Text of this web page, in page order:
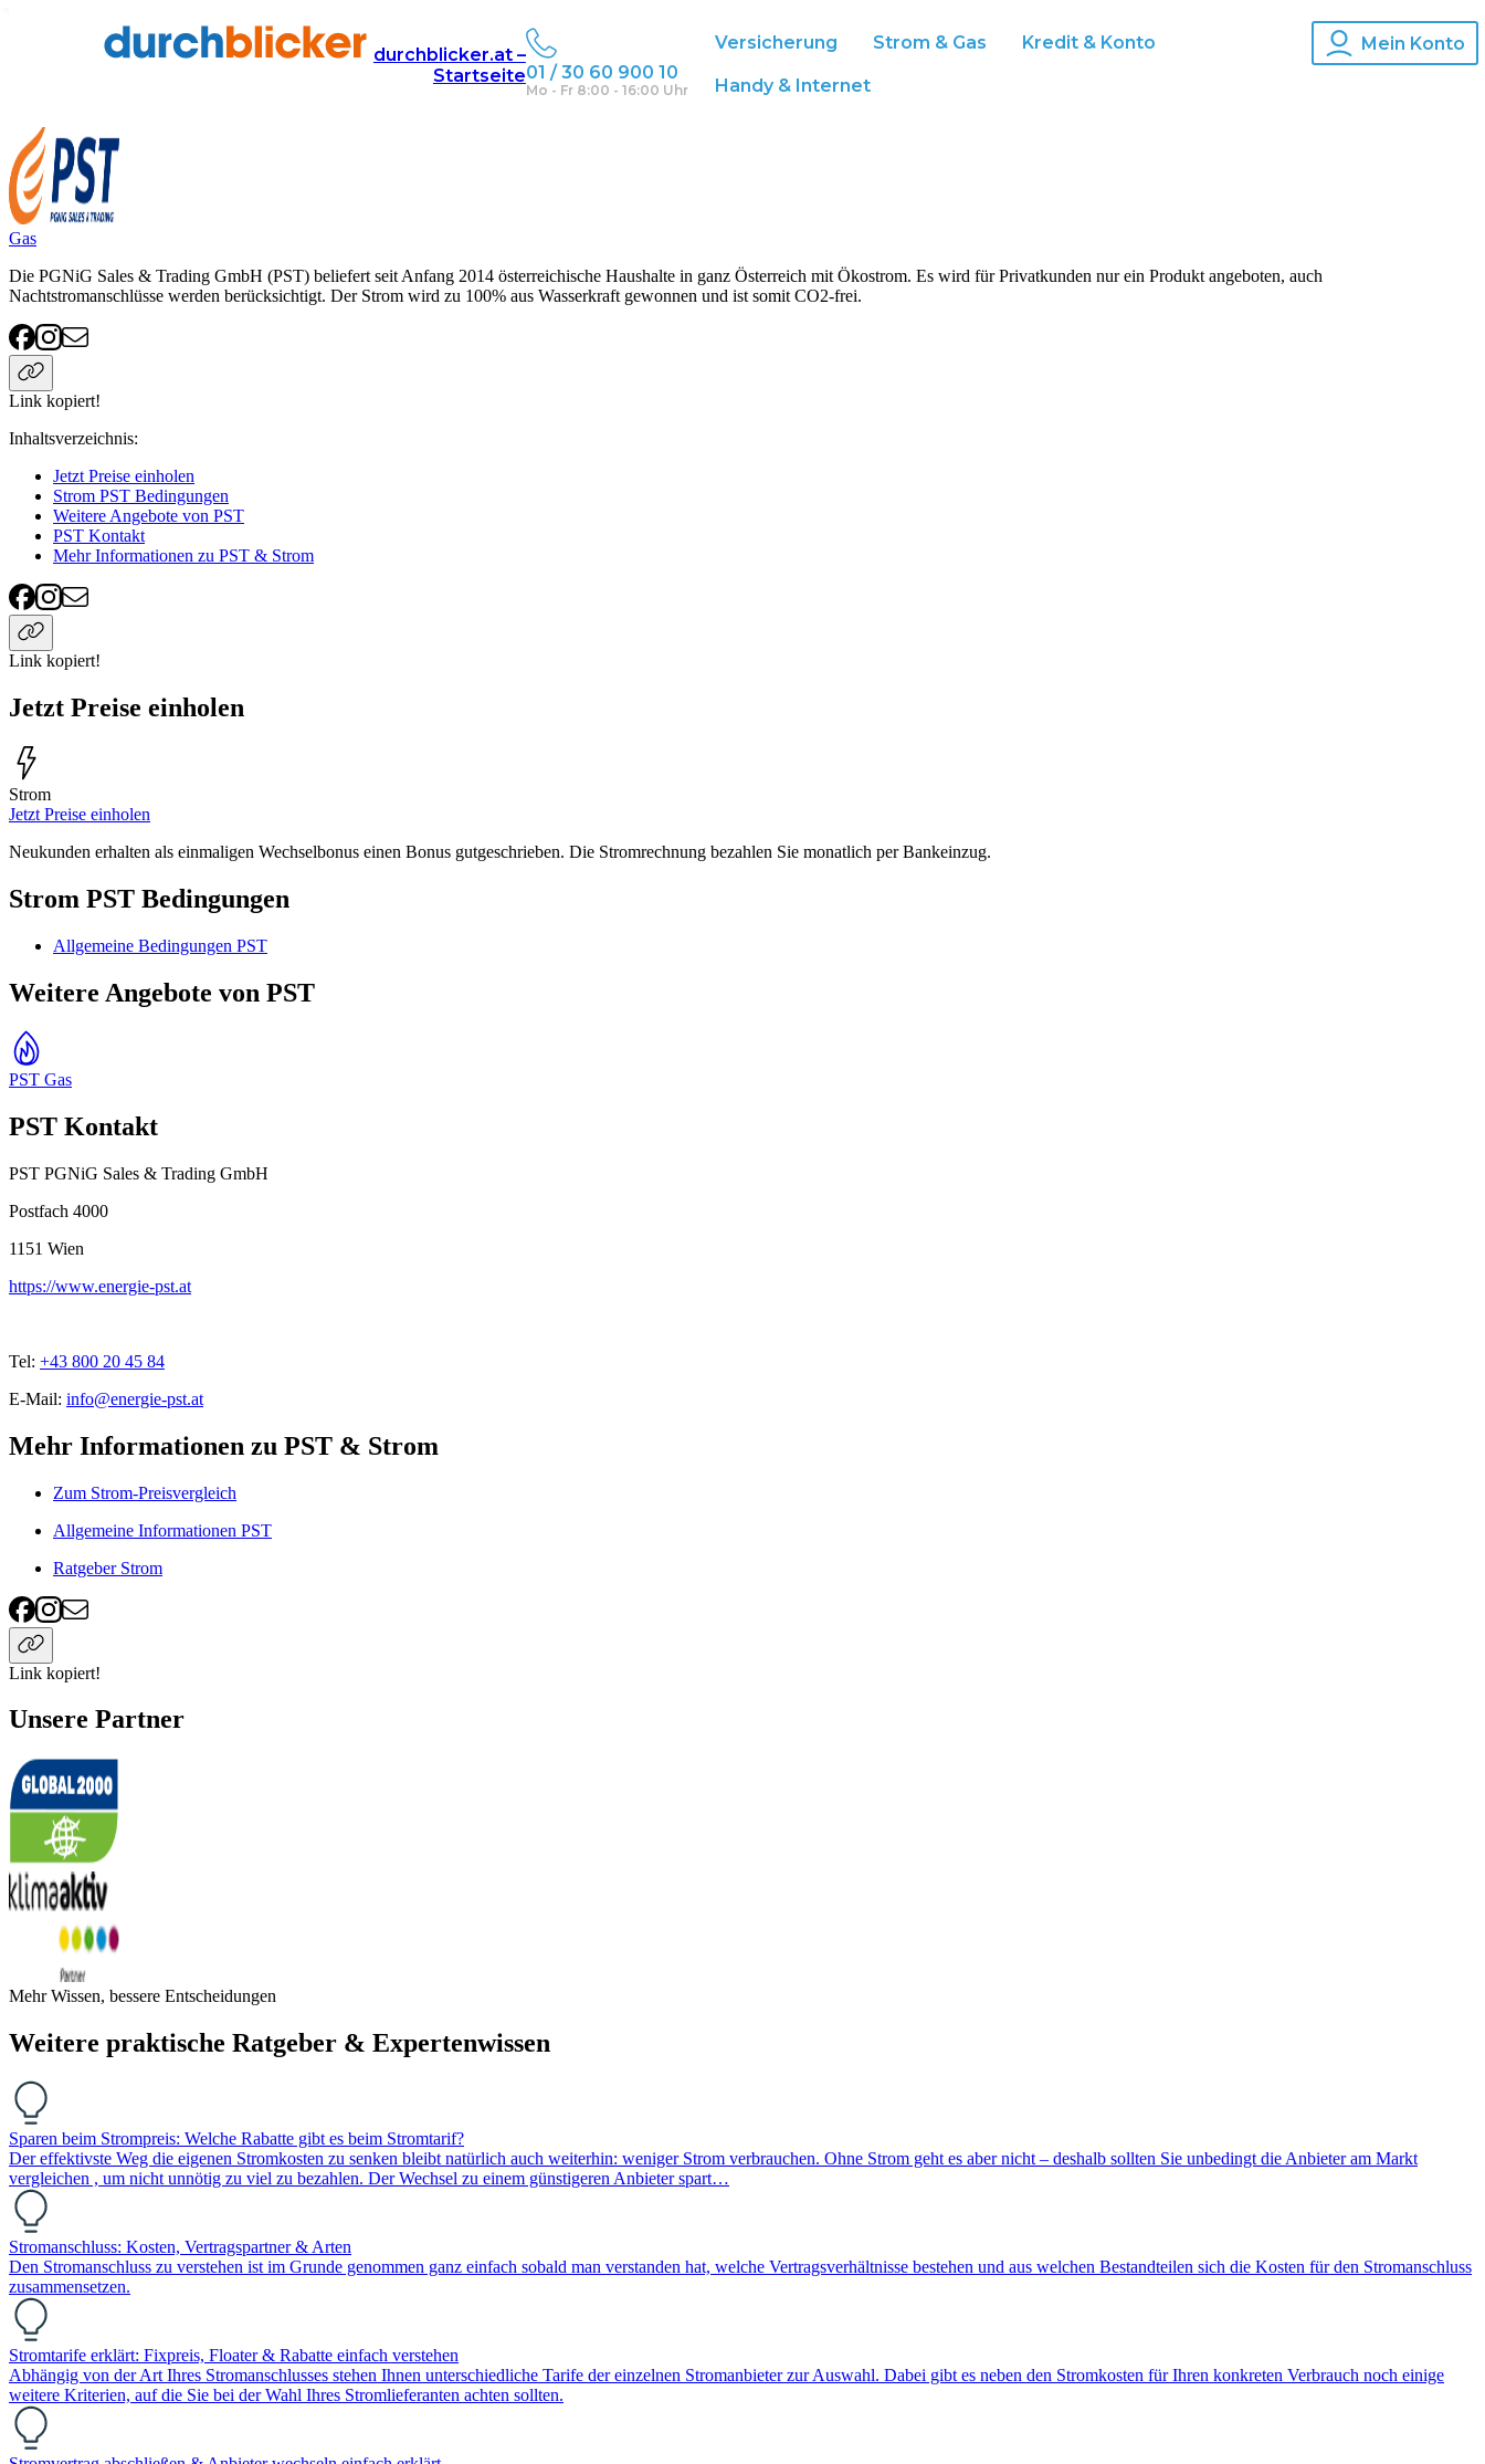
durchblicker.at –
Startseite01 / 30 60 900 10
Mo - Fr 8:00 - 16:00 Uhr
Versicherung Strom & Gas Kredit & Konto
Handy & Internet
Mein Konto
Energie strom PST
Gas
Die PGNiG Sales & Trading GmbH (PST) beliefert seit Anfang 2014 österreichische Haushalte in ganz Österreich mit Ökostrom. Es wird für Privatkunden nur ein Produkt angeboten, auch
Nachtstromanschlüsse werden berücksichtigt. Der Strom wird zu 100% aus Wasserkraft gewonnen und ist somit CO2-frei.
Link kopiert!
Inhaltsverzeichnis:
Jetzt Preise einholen
Strom PST Bedingungen
Weitere Angebote von PST
PST Kontakt
Mehr Informationen zu PST & Strom
Link kopiert!
Jetzt Preise einholen
Strom
Jetzt Preise einholen
Neukunden erhalten als einmaligen Wechselbonus einen Bonus gutgeschrieben. Die Stromrechnung bezahlen Sie monatlich per Bankeinzug.
Strom PST Bedingungen
Allgemeine Bedingungen PST
Weitere Angebote von PST
PST Gas
PST Kontakt
PST PGNiG Sales & Trading GmbH
Postfach 4000
1151 Wien
https://www.energie-pst.at
Tel: +43 800 20 45 84
E-Mail: info@energie-pst.at
Mehr Informationen zu PST & Strom
Zum Strom-Preisvergleich
Allgemeine Informationen PST
Ratgeber Strom
Link kopiert!
Unsere Partner
Mehr Wissen, bessere Entscheidungen
Weitere praktische Ratgeber & Expertenwissen
Sparen beim Strompreis: Welche Rabatte gibt es beim Stromtarif?
Der effektivste Weg die eigenen Stromkosten zu senken bleibt natürlich auch weiterhin: weniger Strom verbrauchen. Ohne Strom geht es aber nicht – deshalb sollten Sie unbedingt die Anbieter am Markt
vergleichen , um nicht unnötig zu viel zu bezahlen. Der Wechsel zu einem günstigeren Anbieter spart…
Stromanschluss: Kosten, Vertragspartner & Arten
Den Stromanschluss zu verstehen ist im Grunde genommen ganz einfach sobald man verstanden hat, welche Vertragsverhältnisse bestehen und aus welchen Bestandteilen sich die Kosten für den Stromanschluss
zusammensetzen.
Stromtarife erklärt: Fixpreis, Floater & Rabatte einfach verstehen
Abhängig von der Art Ihres Stromanschlusses stehen Ihnen unterschiedliche Tarife der einzelnen Stromanbieter zur Auswahl. Dabei gibt es neben den Stromkosten für Ihren konkreten Verbrauch noch einige
weitere Kriterien, auf die Sie bei der Wahl Ihres Stromlieferanten achten sollten.